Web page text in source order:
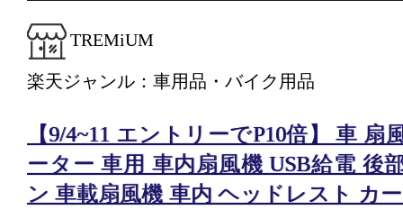
TREMiUM
楽天ジャンル：車用品・バイク用品
【9/4~11 エントリーでP10倍】 車 扇
ーター 車用 車内扇風機 USB給電 後
ン 車載扇風機 車内 ヘッドレスト カ